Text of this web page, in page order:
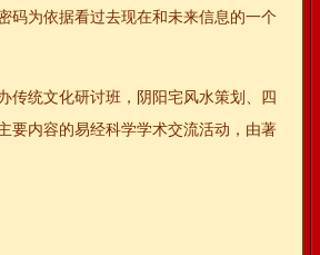
码为依据看过去现在和未来信息的一个
传统文化研讨班，阴阳宅风水策划、四
要内容的易经科学学术交流活动，由著